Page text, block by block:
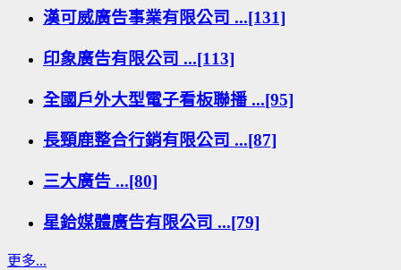
漢可威廣告事業有限公司 ...[131]
印象廣告有限公司 ...[113]
全國戶外大型電子看板聯播 ...[95]
長頸鹿整合行銷有限公司 ...[87]
三大廣告 ...[80]
星鉿媒體廣告有限公司 ...[79]
更多...